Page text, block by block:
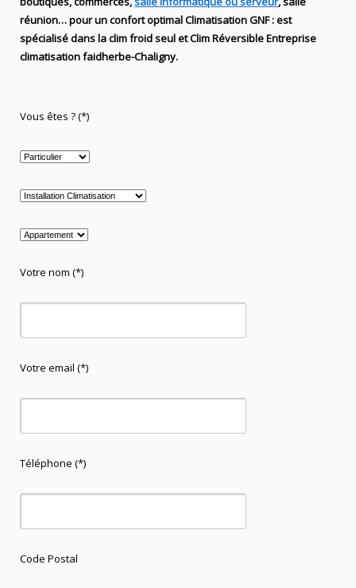
réunion… pour un confort optimalClimatisationGNF:est
spécialisédans la climfroid seul et Clim Réversible Entreprise
climatisation faidherbe-Chaligny.
Vous êtes ? (*)
Votre nom (*)
Votre email (*)
Téléphone (*)
Code Postal